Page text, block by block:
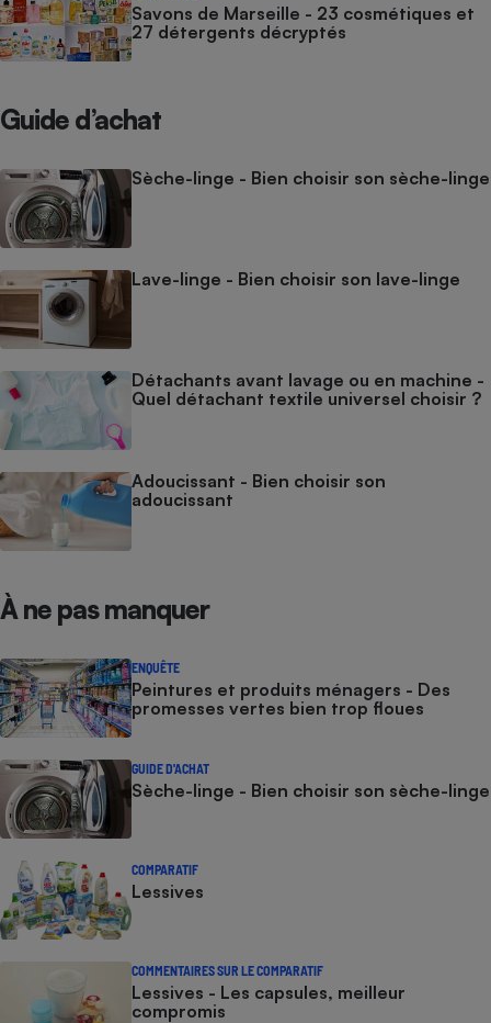
Savons de Marseille - 23 cosmétiques et
27 détergents décryptés
Guide d’achat
Sèche-linge - Bien choisir son sèche-linge
Lave-linge - Bien choisir son lave-linge
Détachants avant lavage ou en machine -
Quel détachant textile universel choisir ?
Adoucissant - Bien choisir son
adoucissant
À ne pas manquer
ENQUÊTE
Peintures et produits ménagers - Des
promesses vertes bien trop floues
GUIDE D'ACHAT
Sèche-linge - Bien choisir son sèche-linge
COMPARATIF
Lessives
COMMENTAIRES SUR LE COMPARATIF
Lessives - Les capsules, meilleur
compromis